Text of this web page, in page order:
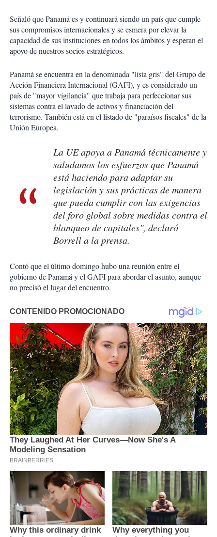
Señaló que Panamá es y continuará siendo un país que cumple
sus compromisos internacionales y se esmera por elevar la
capacidad de sus instituciones en todos los ámbitos y esperan el
apoyo de nuestros socios estratégicos.
Panamá se encuentra en la denominada "lista gris" del Grupo de
Acción Financiera Internacional (GAFI), y es considerado un
país de "mayor vigilancia" que trabaja para perfeccionar sus
sistemas contra el lavado de activos y financiación del
terrorismo. También está en el listado de "paraísos fiscales" de la
Unión Europea.
La UE apoya a Panamá técnicamente y
saludamos los esfuerzos que Panamá
está haciendo para adaptar su
legislación y sus prácticas de manera
que pueda cumplir con las exigencias
del foro global sobre medidas contra el
blanqueo de capitales", declaró
Borrell a la prensa.
Contó que el último domingo hubo una reunión entre el
gobierno de Panamá y el GAFI para abordar el asunto, aunque
no precisó el lugar del encuentro.